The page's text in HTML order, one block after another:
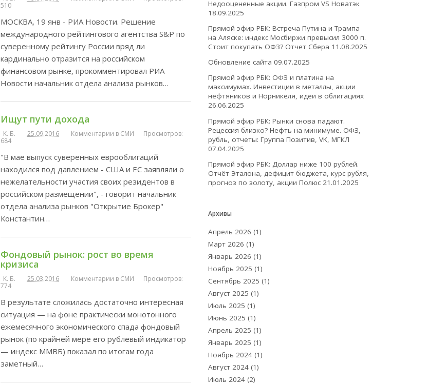
510
МОСКВА, 19 янв - РИА Новости. Решение
международного рейтингового агентства S&P по
суверенному рейтингу России вряд ли
кардинально отразится на российском
финансовом рынке, прокомментировал РИА
Новости начальник отдела анализа рынков…
Ищут пути дохода
К. Б. 25.09.2016 Комментарии в СМИ
Просмотров:
684
"В мае выпуск суверенных еврооблигаций
находился под давлением - США и ЕС заявляли о
нежелательности участия своих резидентов в
российском размещении", - говорит начальник
отдела анализа рынков "Открытие Брокер"
Константин…
Фондовый рынок: рост во время
кризиса
К. Б. 25.03.2016 Комментарии в СМИ
Просмотров:
774
В результате сложилась достаточно интересная
ситуация — на фоне практически монотонного
ежемесячного экономического спада фондовый
рынок (по крайней мере его рублевый индикатор
— индекс ММВБ) показал по итогам года
заметный…
Недооцененные акции. Газпром VS Новатэк
18.09.2025
Прямой эфир РБК: Встреча Путина и Трампа
на Аляске: индекс Мосбиржи превысил 3000 п.
Стоит покупать ОФЗ? Отчет Сбера 11.08.2025
Обновление сайта 09.07.2025
Прямой эфир РБК: ОФЗ и платина на
максимумах. Инвестиции в металлы, акции
нефтяников и Норникеля, идеи в облигациях
26.06.2025
Прямой эфир РБК: Рынки снова падают.
Рецессия близко? Нефть на минимуме. ОФЗ,
рубль, отчеты: Группа Позитив, VK, МГКЛ
07.04.2025
Прямой эфир РБК: Доллар ниже 100 рублей.
Отчёт Эталона, дефицит бюджета, курс рубля,
прогноз по золоту, акции Полюс 21.01.2025
Архивы
Апрель 2026 (1)
Март 2026 (1)
Январь 2026 (1)
Ноябрь 2025 (1)
Сентябрь 2025 (1)
Август 2025 (1)
Июль 2025 (1)
Июнь 2025 (1)
Апрель 2025 (1)
Январь 2025 (1)
Ноябрь 2024 (1)
Август 2024 (1)
Июль 2024 (2)